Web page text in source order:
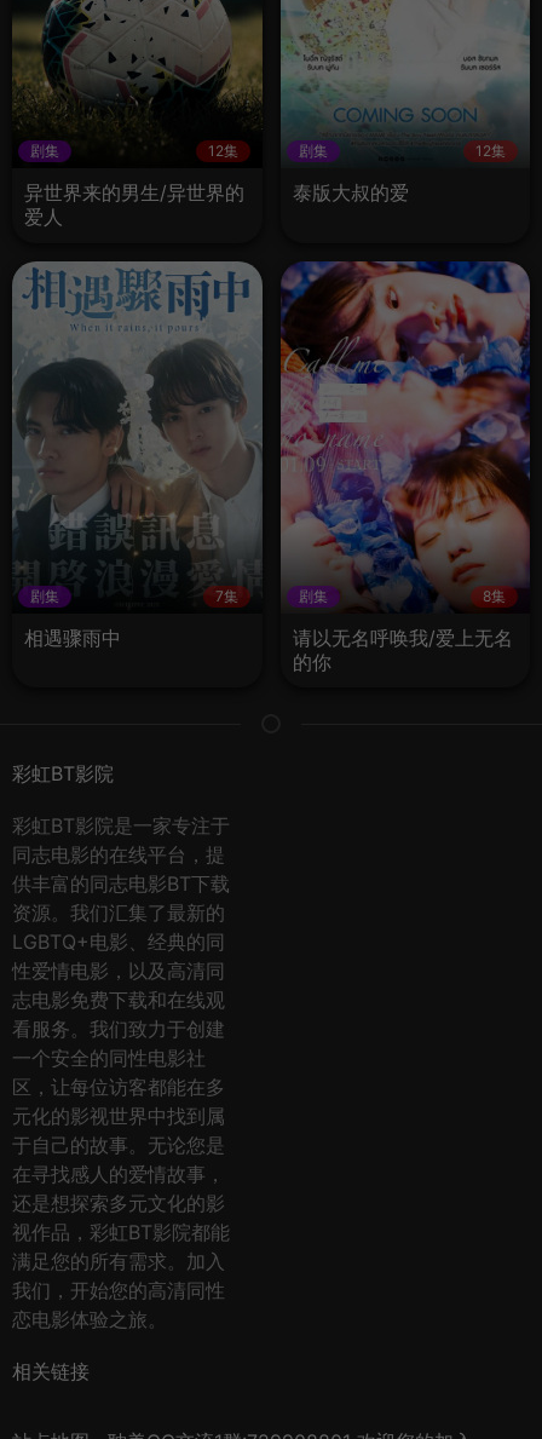
剧集 12集
异世界来的男生/异世界的
爱人
剧集 12集
泰版大叔的爱
剧集 7集
相遇骤雨中
剧集 8集
请以无名呼唤我/爱上无名
的你
彩虹BT影院
彩虹BT影院是一家专注于
同志电影的在线平台，提
供丰富的同志电影BT下载
资源。我们汇集了最新的
LGBTQ+电影、经典的同
性爱情电影，以及高清同
志电影免费下载和在线观
看服务。我们致力于创建
一个安全的同性电影社
区，让每位访客都能在多
元化的影视世界中找到属
于自己的故事。无论您是
在寻找感人的爱情故事，
还是想探索多元文化的影
视作品，彩虹BT影院都能
满足您的所有需求。加入
我们，开始您的高清同性
恋电影体验之旅。
相关链接